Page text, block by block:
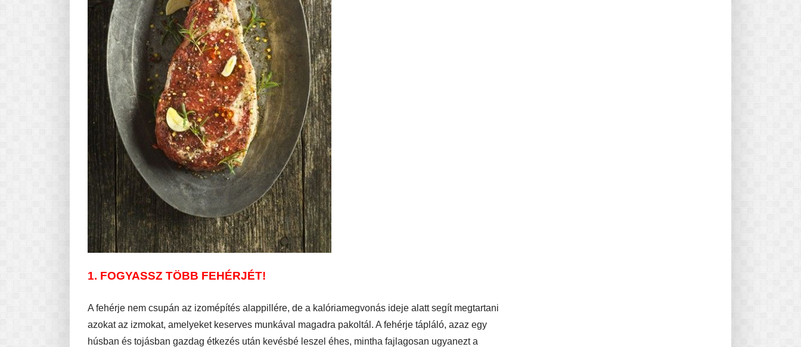
1. FOGYASSZ TÖBB FEHÉRJÉT!
A fehérje nem csupán az izomépítés alappillére, de a kalóriamegvonás ideje alatt segít megtartani
azokat az izmokat, amelyeket keserves munkával magadra pakoltál. A fehérje tápláló, azaz egy
húsban és tojásban gazdag étkezés után kevésbé leszel éhes, mintha fajlagosan ugyanezt a